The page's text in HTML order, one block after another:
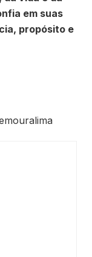
em suas
propósito e